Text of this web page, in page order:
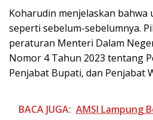
Koharudin menjelaskan bahwa
seperti sebelum-sebelumnya.
peraturan Menteri Dalam
Nomor 4 Tahun 2023 tentang
Penjabat Bupati, dan Penjabat
BACA JUGA: AMSI Lampung